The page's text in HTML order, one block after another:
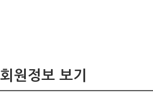
회원정보 보기